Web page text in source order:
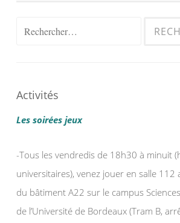
Rechercher :
Activités
Les soirées jeux
-Tous les vendredis de 18h30 à minuit
universitaires), venez jouer en salle 112
du bâtiment A22 sur le campus
de l’Université de Bordeaux (Tram B,